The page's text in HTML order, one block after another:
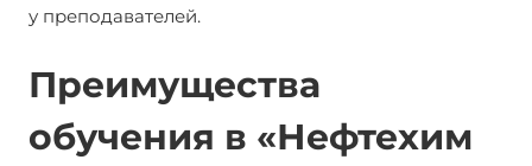
у преподавателей.
Преимущества
обучения в «Нефтехим